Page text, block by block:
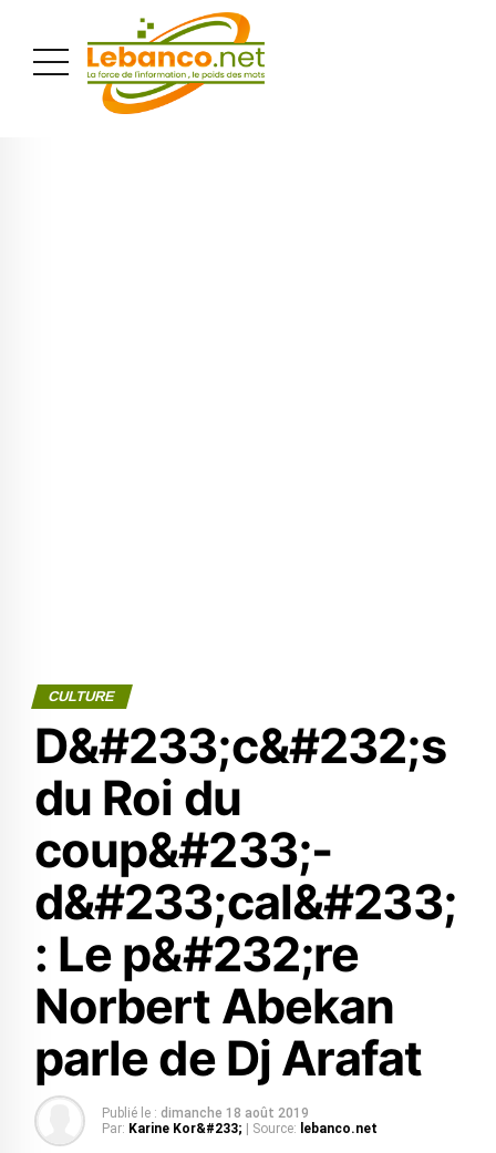
CULTURE
D&#233;c&#232;s
du Roi du
coup&#233;-
d&#233;cal&#233;
: Le p&#232;re
Norbert Abekan
parle de Dj Arafat
Publié le : dimanche 18 août 2019
Par: Karine Kor&#233; | Source: lebanco.net